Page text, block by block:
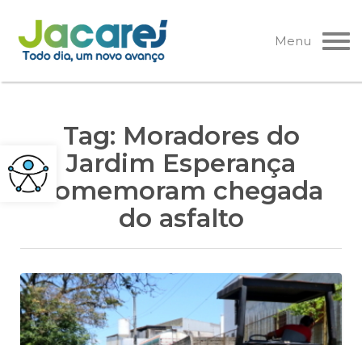
Pular
para
o
Menu
Tag: Moradores do
Jardim Esperança
comemoram chegada
do asfalto